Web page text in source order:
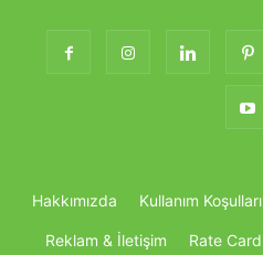
Hakkımızda Kullanım Koşulları
Reklam & İletişim Rate Card